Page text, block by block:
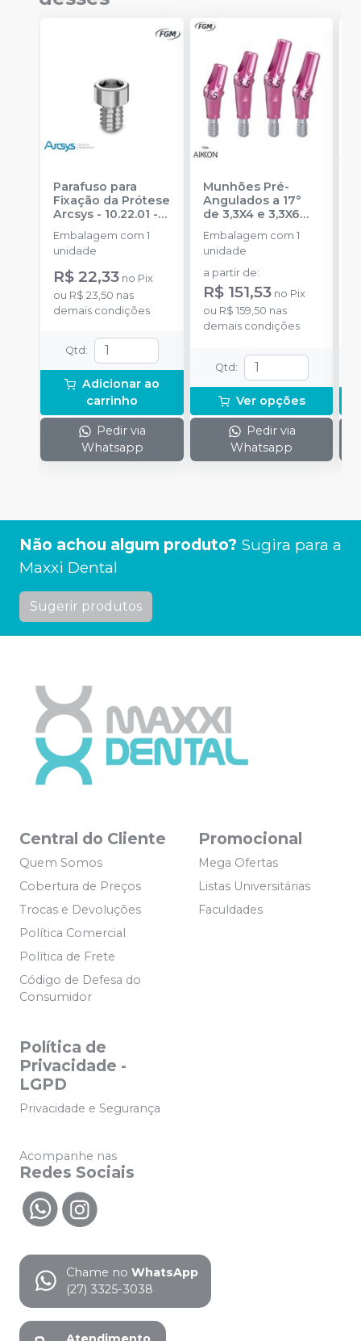
Parafuso para
Fixação da Prótese
Arcsys - 10.22.01 -
Embalagem com 1
unidade
R$ 22,33 no Pix
ou R$ 23,50 nas
demais condições
Qtd :
Adicionar ao
carrinho
Pedir via
Whatsapp
Munhões Pré-
Angulados a 17°
de 3,3X4 e 3,3X6
FGM IMPLANTES
Embalagem com 1
unidade
a partir de:
R$ 151,53 no Pix
ou R$ 159,50 nas
demais condições
Qtd :
Ver opções
Pedir via
Whatsapp
Não achou algum produto? Sugira para a
Maxxi Dental
Sugerir produtos
Central do Cliente
Quem Somos
Cobertura de Preços
Trocas e Devoluções
Política Comercial
Política de Frete
Código de Defesa do
Consumidor
Promocional
Mega Ofertas
Listas Universitárias
Faculdades
Política de
Privacidade -
LGPD
Privacidade e Segurança
Acompanhe nas
Redes Sociais
Chame no WhatsApp
(27) 3325-3038